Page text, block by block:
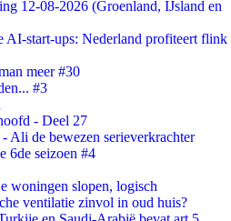
12-08-2026 (Groenland, IJsland en
AI-start-ups: Nederland profiteert flink
meer #30
#3
- Deel 27
Ali de bewezen serieverkrachter
seizoen #4
woningen slopen, logisch
ventilatie zinvol in oud huis?